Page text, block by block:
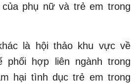
phụ nữ và trẻ em trong
là hội thảo khu vực về
phối hợp liên ngành trong
hại tình dục trẻ em trong